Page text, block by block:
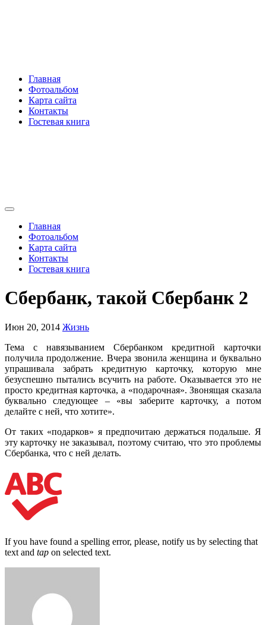
Главная
Фотоальбом
Карта сайта
Контакты
Гостевая книга
Главная
Фотоальбом
Карта сайта
Контакты
Гостевая книга
Сбербанк, такой Сбербанк 2
Июн 20, 2014 Жизнь
Тема с навязыванием Сбербанком кредитной карточки
получила продолжение. Вчера звонила женщина и буквально
упрашивала забрать кредитную карточку, которую мне
безуспешно пытались всучить на работе. Оказывается это не
просто кредитная карточка, а «подарочная». Звонящая сказала
буквально следующее – «вы заберите карточку, а потом
делайте с ней, что хотите».
От таких «подарков» я предпочитаю держаться подальше. Я
эту карточку не заказывал, поэтому считаю, что это проблемы
Сбербанка, что с ней делать.
If you have found a spelling error, please, notify us by selecting that
text and tap on selected text.